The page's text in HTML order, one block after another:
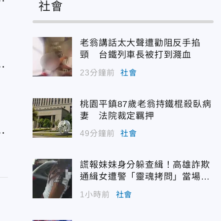
社會
老翁講話太大聲遭勸阻反手掐
頸 台鐵列車長被打到濺血
23分鐘前 社會
桃園平鎮87歲老翁持鐵棍殺臥病
妻 法院裁定羈押
49分鐘前 社會
謊報妹妹身分躲查緝！高雄詐欺
通緝女遭警「靈魂拷問」當場認
栽
1小時前 社會